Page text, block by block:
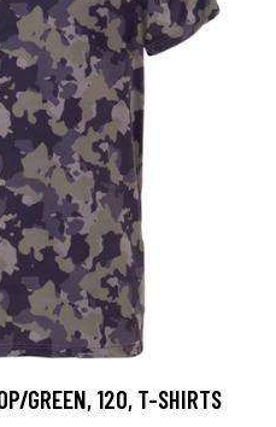
GREEN, 120, T-SHIRTS